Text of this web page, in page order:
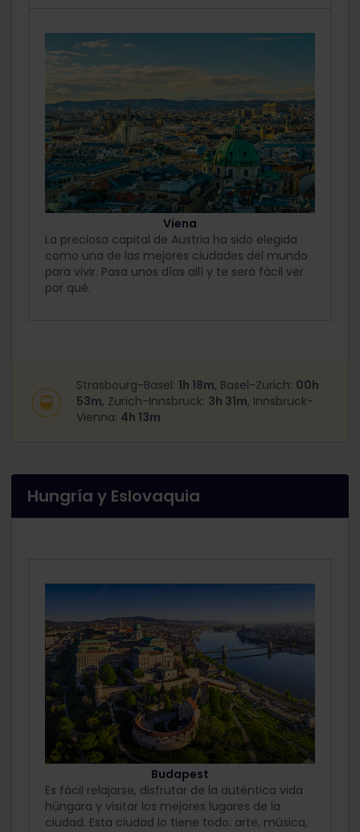
Viena
La preciosa capital de Austria ha sido elegida
como una de las mejores ciudades del mundo
para vivir. Pasa unos días allí y te será fácil ver
por qué.
Strasbourg-Basel: 1h 18m, Basel-Zurich: 00h
53m, Zurich-Innsbruck: 3h 31m, Innsbruck-
Vienna: 4h 13m
Hungría y Eslovaquia
Budapest
Es fácil relajarse, disfrutar de la auténtica vida
húngara y visitar los mejores lugares de la
ciudad. Esta ciudad lo tiene todo: arte, música,